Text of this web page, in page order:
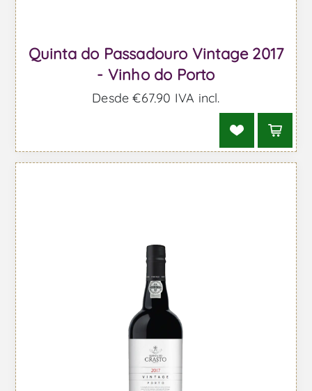
Quinta do Passadouro Vintage 2017
- Vinho do Porto
Desde €67,90 IVA incl.